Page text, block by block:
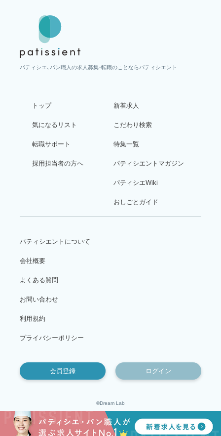
パティシエ、パン職人の求人募集・転職のことならパティシエント
トップ
気になるリスト
転職サポート
採用担当者の方へ
新着求人
こだわり検索
特集一覧
パティシエントマガジン
パティシエWiki
おしごとガイド
パティシエントについて
会社概要
よくある質問
お問い合わせ
利用規約
プライバシーポリシー
会員登録 ログイン
©Dream Lab